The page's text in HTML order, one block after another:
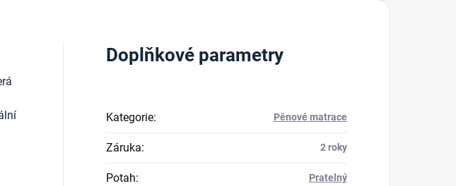
Doplňkové parametry
Kategorie: Pěnové matrace
Záruka: 2 roky
Potah: Pratelný